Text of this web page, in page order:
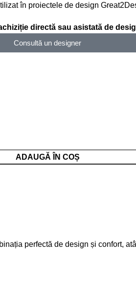
în proiectele de design
directă sau asistată de
Consultă un designer
ADAUGĂ ÎN COȘ
perfectă de design și confort,